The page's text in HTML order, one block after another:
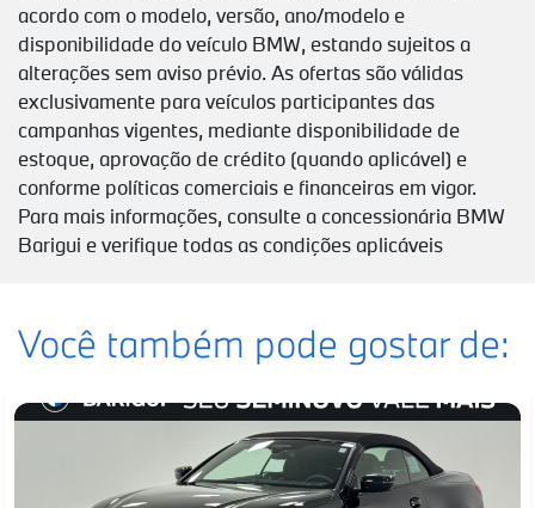
acordo com o modelo, versão, ano/modelo e
disponibilidade do veículo BMW, estando sujeitos a
alterações sem aviso prévio. As ofertas são válidas
exclusivamente para veículos participantes das
campanhas vigentes, mediante disponibilidade de
estoque, aprovação de crédito (quando aplicável) e
conforme políticas comerciais e financeiras em vigor.
Para mais informações, consulte a concessionária BMW
Barigui e verifique todas as condições aplicáveis
Você também pode gostar de: